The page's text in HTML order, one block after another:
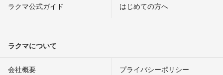
ラクマ公式ガイド はじめての方へ
ラクマについて
会社概要 プライバシーポリシー